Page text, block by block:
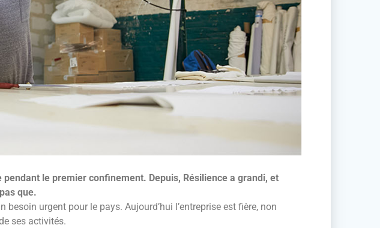
le premier confinement. Depuis, Résilience a grandi, et
que.
urgent pour le pays. Aujourd’hui l’entreprise est fière, non
ses activités.